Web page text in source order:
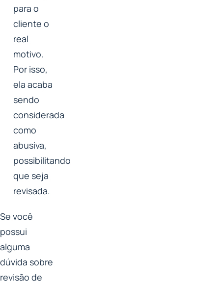
para o
cliente o
real
motivo.
Por isso,
ela acaba
sendo
considerada
como
abusiva,
possibilitando
que seja
revisada.
Se você
possui
alguma
dúvida sobre
revisão de